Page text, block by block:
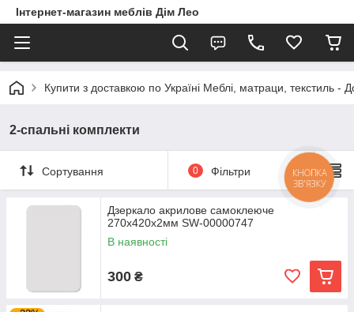
Інтернет-магазин меблів Дім Лео
Купити з доставкою по Україні Меблі, матраци, текстиль -
2-спальні комплекти
Сортування 0 Фільтри
Дзеркало акрилове самоклеюче
270х420х2мм SW-00000747
В наявності
300 ₴
КНОПКА
ЗВ'ЯЗКУ